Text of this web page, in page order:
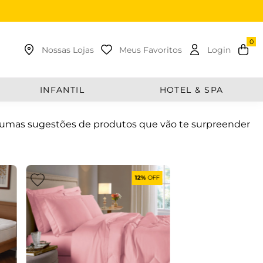
Nossas Lojas Meus Favoritos Login
INFANTIL HOTEL & SPA
sugestões de produtos que vão te surpreender
12%OFF